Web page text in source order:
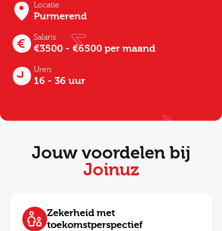
Locatie
Purmerend
Salaris
€3500 - €6500 per maand
Uren
16 - 36 uur
Jouw voordelen bij
Joinuz
Zekerheid met
toekomstperspectief